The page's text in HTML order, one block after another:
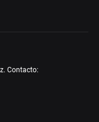
Contacto: